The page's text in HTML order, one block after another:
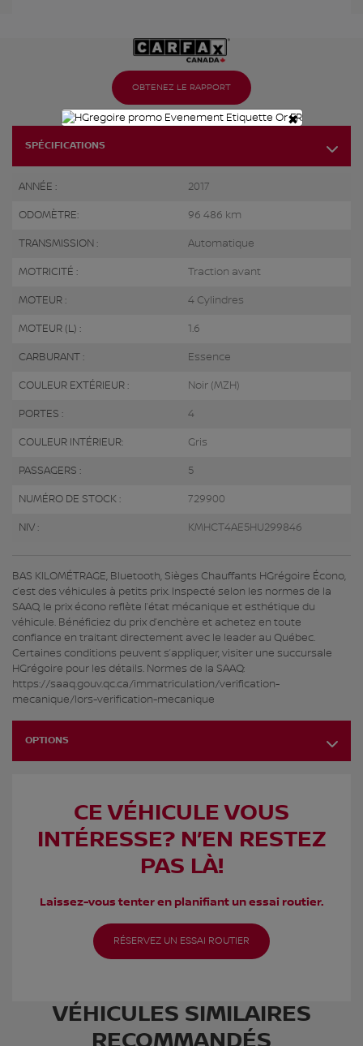
OBTENEZ LE RAPPORT
SPÉCIFICATIONS
ANNÉE : 2017
ODOMÈTRE: 96 486 km
TRANSMISSION : Automatique
MOTRICITÉ : Traction avant
MOTEUR : 4 Cylindres
MOTEUR (L) : 1.6
CARBURANT : Essence
COULEUR EXTÉRIEUR : Noir (MZH)
PORTES : 4
COULEUR INTÉRIEUR: Gris
PASSAGERS : 5
NUMÉRO DE STOCK : 729900
NIV : KMHCT4AE5HU299846
BAS KILOMÉTRAGE, Bluetooth, Sièges Chauffants HGrégoire Écono,
c’est des véhicules à petits prix. Inspecté selon les normes de la
SAAQ, le prix écono reflète l’état mécanique et esthétique du
véhicule. Bénéficiez du prix d’enchère et achetez en toute
confiance en traitant directement avec le leader au Québec.
Certaines conditions peuvent s’appliquer, visiter une succursale
HGrégoire pour les détails. Normes de la SAAQ:
https://saaq.gouv.qc.ca/immatriculation/verification-
mecanique/lors-verification-mecanique
OPTIONS
CE VÉHICULE VOUS
INTÉRESSE? N’EN RESTEZ
PAS LÀ!
Laissez-vous tenter en planifiant un essai routier.
RÉSERVEZ UN ESSAI ROUTIER
VÉHICULES SIMILAIRES
×